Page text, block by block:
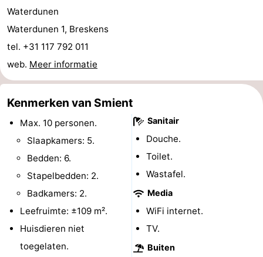
Monumenten
-
Molens
-
Uitkijkpunten
Attracties
-
Speeltuinen
Binnenspeeltuinen
Bowlen
Minigolfbanen
Wellness
centra
Dorpen
Waterdunen
Waterdunen 1, Breskens
tel. +31 117 792 011
web. Meer informatie
Kenmerken van Smient
Max. 10 personen.
Slaapkamers: 5.
Bedden: 6.
Stapelbedden: 2.
Badkamers: 2.
Leefruimte: ±109 m².
Huisdieren niet
toegelaten.
Sanitair
Douche.
Toilet.
Wastafel.
Media
WiFi internet.
TV.
Buiten